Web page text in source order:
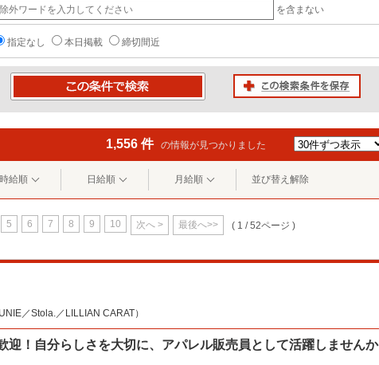
を含まない
指定なし 本日掲載 締切間近
1,556 件 の情報が見つかりました
時給順 日給順 月給順 並び替え解除
5 6 7 8 9 10 次へ > 最後へ>> ( 1 / 52ページ )
／Stola.／LILLIAN CARAT）
迎！自分らしさを大切に、アパレル販売員として活躍しませんか